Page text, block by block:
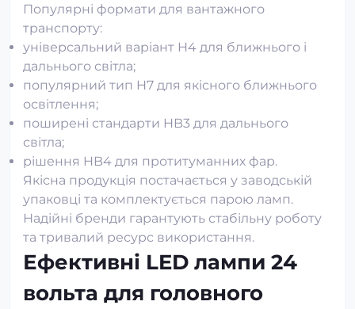
Популярні формати для вантажного
транспорту:
універсальний варіант H4 для ближнього і
дальнього світла;
популярний тип H7 для якісного ближнього
освітлення;
поширені стандарти HB3 для дальнього
світла;
рішення HB4 для протитуманних фар.
Якісна продукція постачається у заводській
упаковці та комплектується парою ламп.
Надійні бренди гарантують стабільну роботу
та тривалий ресурс використання.
Ефективні LED лампи 24
вольта для головного